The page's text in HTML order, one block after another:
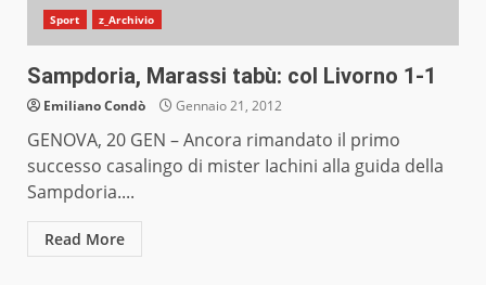
Sport z_Archivio
Sampdoria, Marassi tabù: col Livorno 1-1
Emiliano Condò Gennaio 21, 2012
GENOVA, 20 GEN – Ancora rimandato il primo
successo casalingo di mister Iachini alla guida della
Sampdoria....
Read More